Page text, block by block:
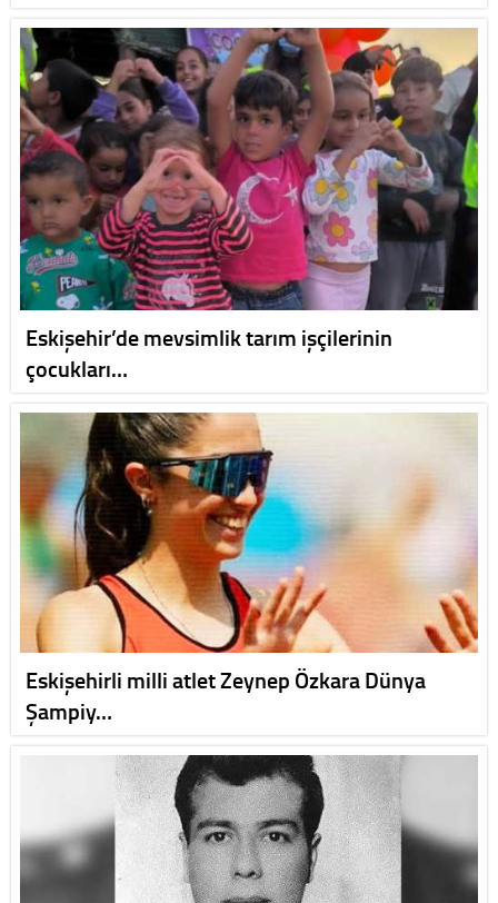
Eskişehir’de mevsimlik tarım işçilerinin
çocukları…
Eskişehirli milli atlet Zeynep Özkara Dünya
Şampiy…